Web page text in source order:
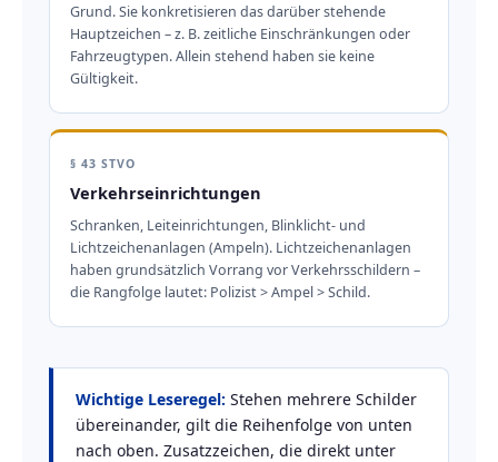
Grund. Sie konkretisieren das darüber stehende
Hauptzeichen – z. B. zeitliche Einschränkungen oder
Fahrzeugtypen. Allein stehend haben sie keine
Gültigkeit.
§ 43 STVO
Verkehrseinrichtungen
Schranken, Leiteinrichtungen, Blinklicht- und
Lichtzeichenanlagen (Ampeln). Lichtzeichenanlagen
haben grundsätzlich Vorrang vor Verkehrsschildern –
die Rangfolge lautet: Polizist > Ampel > Schild.
Wichtige Leseregel: Stehen mehrere Schilder
übereinander, gilt die Reihenfolge von unten
nach oben. Zusatzzeichen, die direkt unter